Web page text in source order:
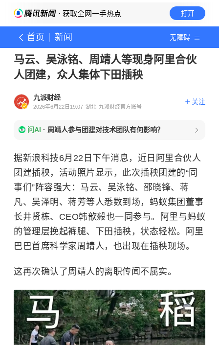
· 获取全网一手热点 打开
首页 新闻 无障碍
马云、吴泳铭、周靖人等现身阿里合伙
人团建，众人集体下田插秧
九派财经
2026年6月22日19:07 湖北 九派财经官方账号
关注
问AI · 周靖人参与团建对技术团队有何影响？
据新浪科技6月22日下午消息， 近日阿里合伙人
团建插秧，活动照片显示，此次插秧团建的“同
事们”阵容强大：马云、吴泳铭、邵晓锋、蒋
凡、吴泽明、蒋芳等人悉数到场，蚂蚁集团董事
长井贤栋、CEO韩歆毅也一同参与。阿里与蚂蚁
的管理层挽起裤腿、下田插秧，状态轻松。阿里
巴巴首席科学家周靖人，也出现在插秧现场。
这再次确认了周靖人的离职传闻不属实。